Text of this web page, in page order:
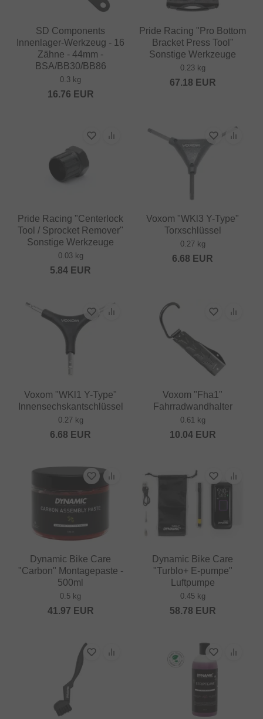
SD Components
Innenlager-Werkzeug - 16
Zähne - 44mm -
BSA/BB30/BB86
0.3 kg
16.76 EUR
Pride Racing "Pro Bottom
Bracket Press Tool"
Sonstige Werkzeuge
0.23 kg
67.18 EUR
Pride Racing "Centerlock
Tool / Sprocket Remover"
Sonstige Werkzeuge
0.03 kg
5.84 EUR
Voxom "WKl3 Y-Type"
Torxschlüssel
0.27 kg
6.68 EUR
Voxom "WKl1 Y-Type"
Innensechskantschlüssel
0.27 kg
6.68 EUR
Voxom "Fha1"
Fahrradwandhalter
0.61 kg
10.04EUR
Dynamic Bike Care
"Carbon" Montagepaste -
500ml
0.5 kg
41.97 EUR
Dynamic Bike Care
"Turblo+ E-pumpe"
Luftpumpe
0.45 kg
58.78 EUR